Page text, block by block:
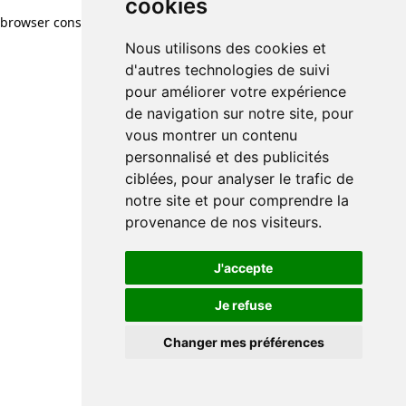
cookies
Nous utilisons des cookies et
d'autres technologies de suivi
pour améliorer votre expérience
de navigation sur notre site, pour
vous montrer un contenu
personnalisé et des publicités
ciblées, pour analyser le trafic de
notre site et pour comprendre la
provenance de nos visiteurs.
J'accepte
Je refuse
Changer mes préférences
browser console for more information)